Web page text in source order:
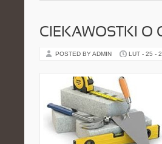
CIEKAWOSTKI O
POSTED BY ADMIN LUT - 25 -